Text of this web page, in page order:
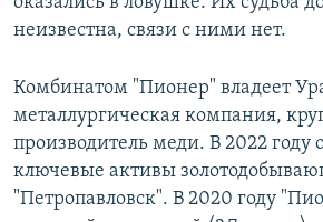
неизвестна, связи с ними нет.
Комбинатом "Пионер" владеет
металлургическая компания,
производитель меди. В 2022 году
ключевые активы
"Петропавловск". В 2020 году